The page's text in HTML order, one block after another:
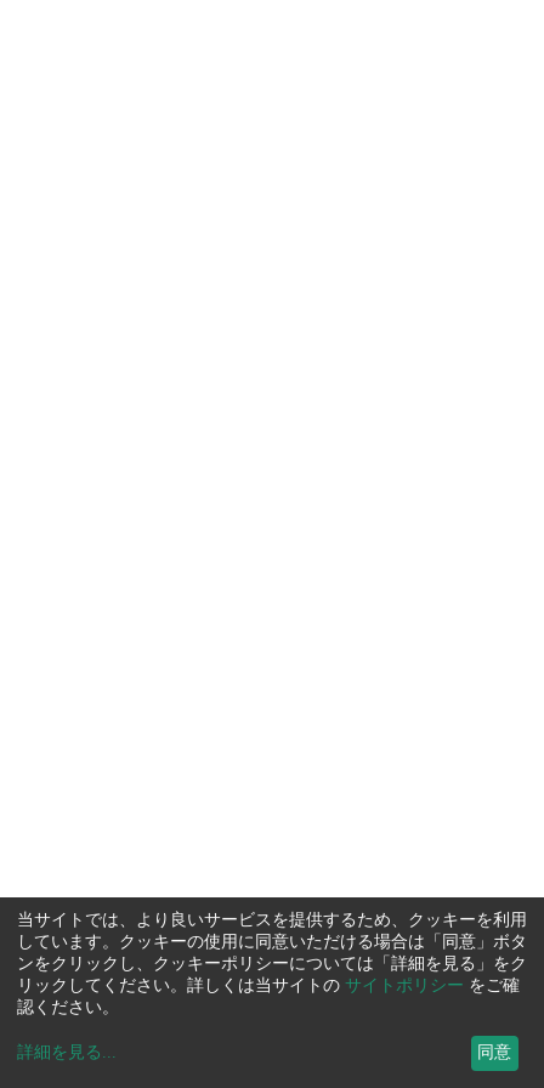
当サイトでは、より良いサービスを提供するため、クッキーを利用
しています。クッキーの使用に同意いただける場合は「同意」ボタ
ンをクリックし、クッキーポリシーについては「詳細を見る」をク
リックしてください。詳しくは当サイトの サイトポリシー をご確
認ください。
詳細を見る ... 同意